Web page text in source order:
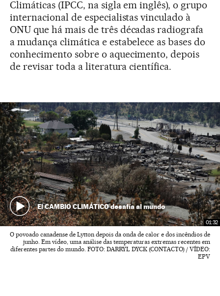
Climáticas (IPCC, na sigla em inglês), o grupo
internacional de especialistas vinculado à
ONU que há mais de três décadas radiografa
a mudança climática e estabelece as bases do
conhecimento sobre o aquecimento, depois
de revisar toda a literatura científica.
01:32
El CAMBIO CLIMÁTICO desafía al mundo
O povoado canadense de Lytton depois da onda de calor e dos incêndios de
junho. Em vídeo, uma análise das temperaturas extremas recentes em
diferentes partes do mundo. FOTO: DARRYL DYCK (CONTACTO) / VÍDEO:
EPV